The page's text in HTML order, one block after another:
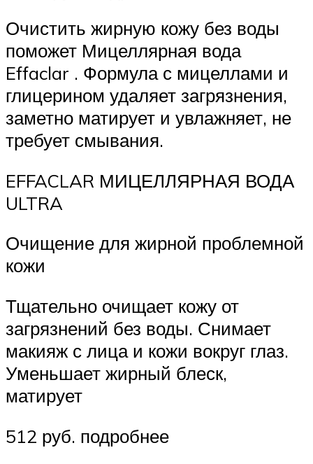
Очистить жирную кожу без воды
поможет Мицеллярная вода
Effaclar . Формула с мицеллами и
глицерином удаляет загрязнения,
заметно матирует и увлажняет, не
требует смывания.
EFFACLAR МИЦЕЛЛЯРНАЯ ВОДА
ULTRA
Очищение для жирной проблемной
кожи
Тщательно очищает кожу от
загрязнений без воды. Снимает
макияж с лица и кожи вокруг глаз.
Уменьшает жирный блеск,
матирует
512 руб. подробнее